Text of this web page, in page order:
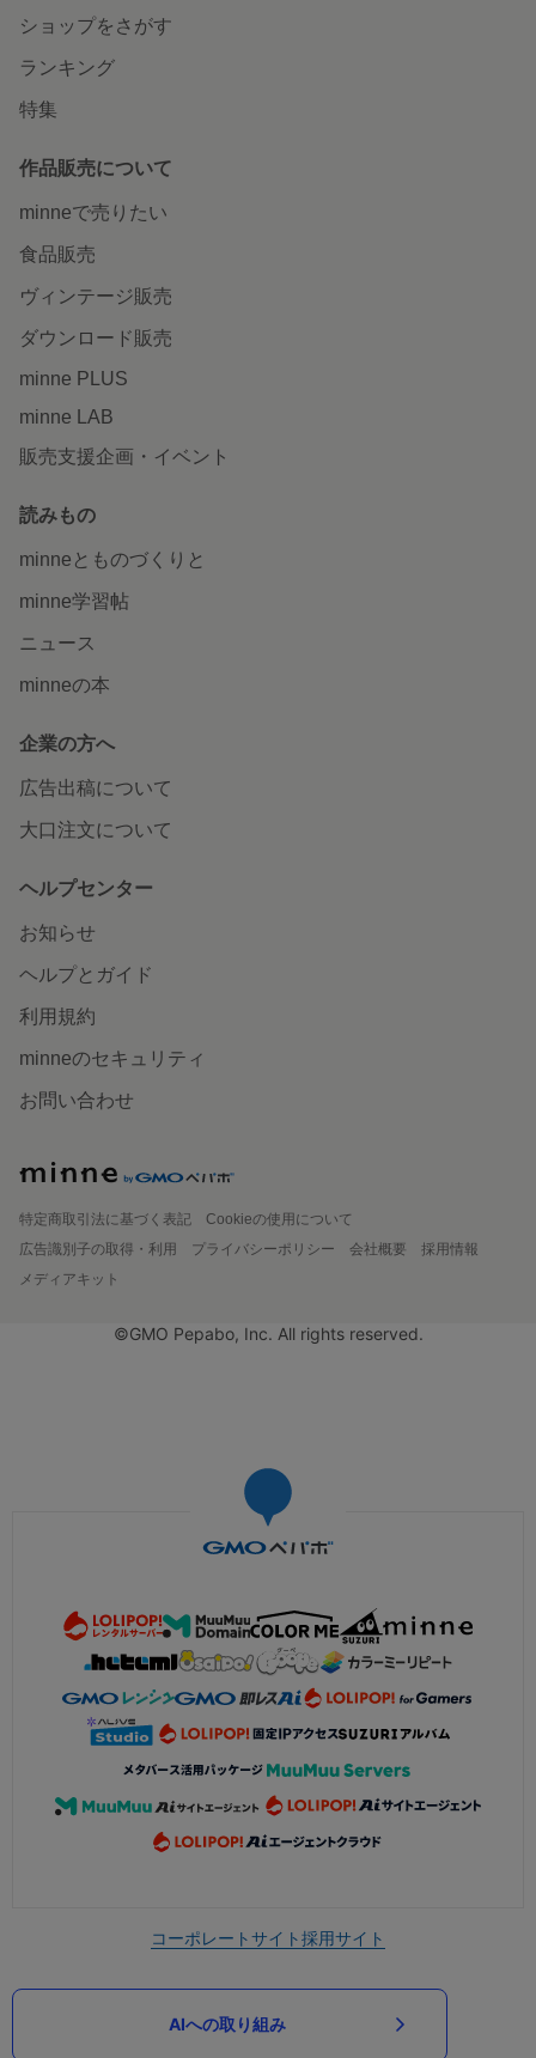
ショップをさがす
ランキング
特集
作品販売について
minneで売りたい
食品販売
ヴィンテージ販売
ダウンロード販売
minne PLUS
minne LAB
販売支援企画・イベント
読みもの
minneとものづくりと
minne学習帖
ニュース
minneの本
企業の方へ
広告出稿について
大口注文について
ヘルプセンター
お知らせ
ヘルプとガイド
利用規約
minneのセキュリティ
お問い合わせ
特定商取引法に基づく表記
Cookieの使用について
広告識別子の取得・利用
プライバシーポリシー 会社概要
採用情報
メディアキット
©GMO Pepabo, Inc. All rights reserved.
コーポレートサイト採用サイト
AIへの取り組み